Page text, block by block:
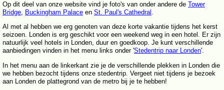
Op dit deel van onze website vind je foto's van onder andere de Tower
Bridge, Buckingham Palace en St. Paul's Cathedral .
Al met al hebben we erg genoten van deze korte vakantie tijdens het kerst
seizoen. Londen is erg geschikt voor een weekend weg in een hotel. Er zijn
natuurlijk veel hotels in Londen, duur en goedkoop. Je kunt verschillende
aanbiedingen vinden in het menu links onder 'Stedentrip naar Londen'.
In het menu aan de linkerkant zie je de verschillende plekken in Londen die
we hebben bezocht tijdens onze stedentrip. Vergeet niet tijdens je bezoek
aan Londen de plattegrond van de metro bij je te hebben!